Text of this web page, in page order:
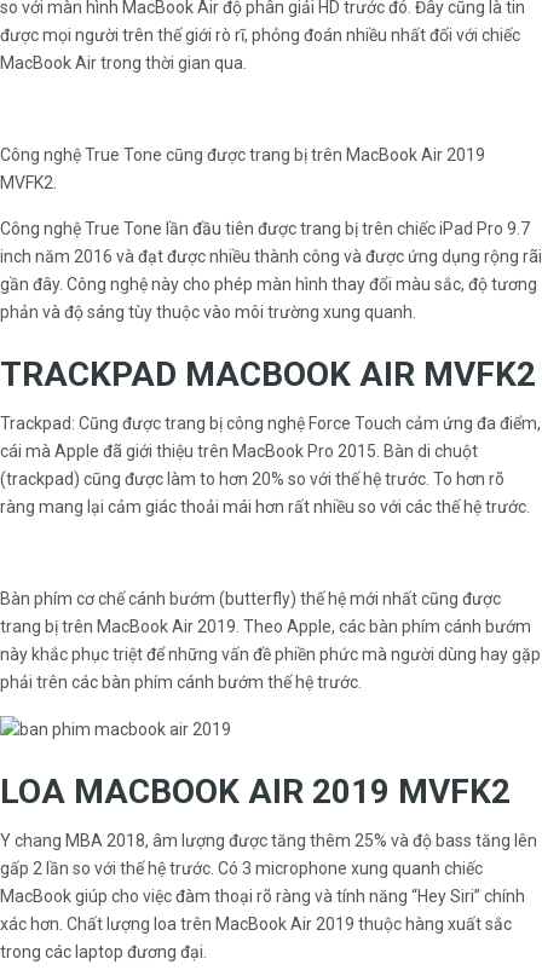
so với màn hình MacBook Air độ phân giải HD trước đó. Đây cũng là tin
được mọi người trên thế giới rò rĩ, phỏng đoán nhiều nhất đối với chiếc
MacBook Air trong thời gian qua.
Công nghệ True Tone cũng được trang bị trên MacBook Air 2019
MVFK2.
Công nghệ True Tone lần đầu tiên được trang bị trên chiếc iPad Pro 9.7
inch năm 2016 và đạt được nhiều thành công và được ứng dụng rộng rãi
gần đây. Công nghệ này cho phép màn hình thay đổi màu sắc, độ tương
phản và độ sáng tùy thuộc vào môi trường xung quanh.
TRACKPAD MACBOOK AIR MVFK2
Trackpad: Cũng được trang bị công nghệ Force Touch cảm ứng đa điểm,
cái mà Apple đã giới thiệu trên MacBook Pro 2015. Bàn di chuột
(trackpad) cũng được làm to hơn 20% so với thế hệ trước. To hơn rõ
ràng mang lại cảm giác thoải mái hơn rất nhiều so với các thế hệ trước.
Bàn phím cơ chế cánh bướm (butterfly) thế hệ mới nhất cũng được
trang bị trên MacBook Air 2019. Theo Apple, các bàn phím cánh bướm
này khắc phục triệt để những vấn đề phiền phức mà người dùng hay gặp
phải trên các bàn phím cánh bướm thế hệ trước.
LOA MACBOOK AIR 2019 MVFK2
Y chang MBA 2018, âm lượng được tăng thêm 25% và độ bass tăng lên
gấp 2 lần so với thế hệ trước. Có 3 microphone xung quanh chiếc
MacBook giúp cho việc đàm thoại rõ ràng và tính năng “Hey Siri” chính
xác hơn. Chất lượng loa trên MacBook Air 2019 thuộc hàng xuất sắc
trong các laptop đương đại.